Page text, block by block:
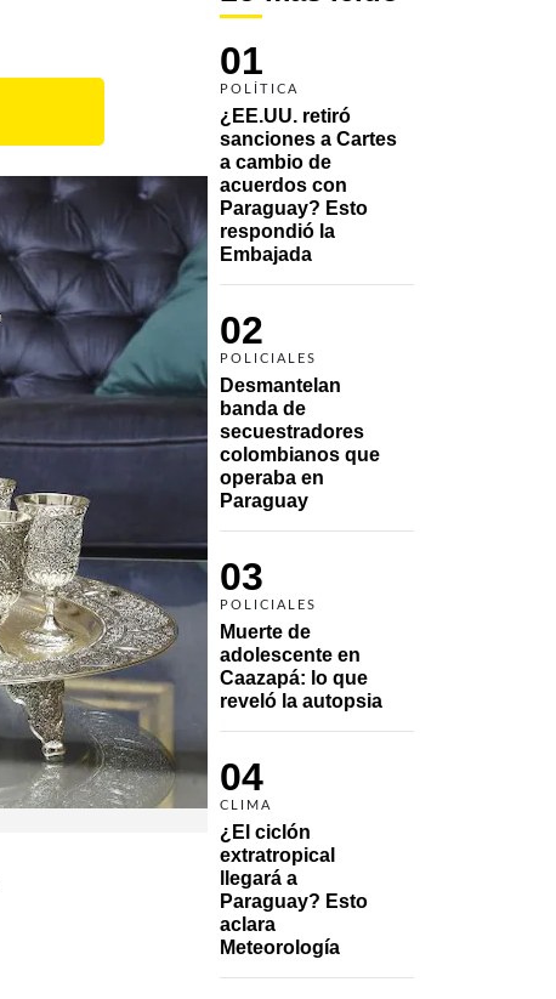
01
POLÍTICA
¿EE.UU. retiró
sanciones a Cartes
a cambio de
acuerdos con
Paraguay? Esto
respondió la
Embajada
02
POLICIALES
Desmantelan
banda de
secuestradores
colombianos que
operaba en
Paraguay
03
POLICIALES
Muerte de
adolescente en
Caazapá: lo que
reveló la autopsia
04
CLIMA
¿El ciclón
extratropical
llegará a
Paraguay? Esto
aclara
Meteorología